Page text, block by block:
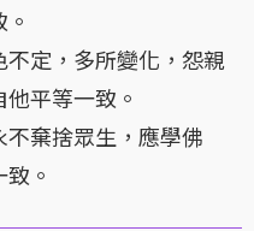
不定，多所變化，怨親
平等一致。
棄捨眾生，應學佛
。